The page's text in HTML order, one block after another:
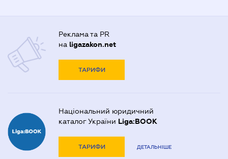
Реклама та PR
на ligazakon.net
ТАРИФИ
Національний юридичний
каталог України Liga:BOOK
ТАРИФИ ДЕТАЛЬНІШЕ